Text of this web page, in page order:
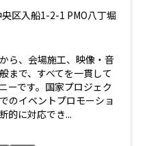
央区入船1-2-1 PMO八丁堀
ら、会場施工、映像・音
まで、すべてを一貫して
ーです。国家プロジェク
のイベントプロモーショ
的に対応でき...